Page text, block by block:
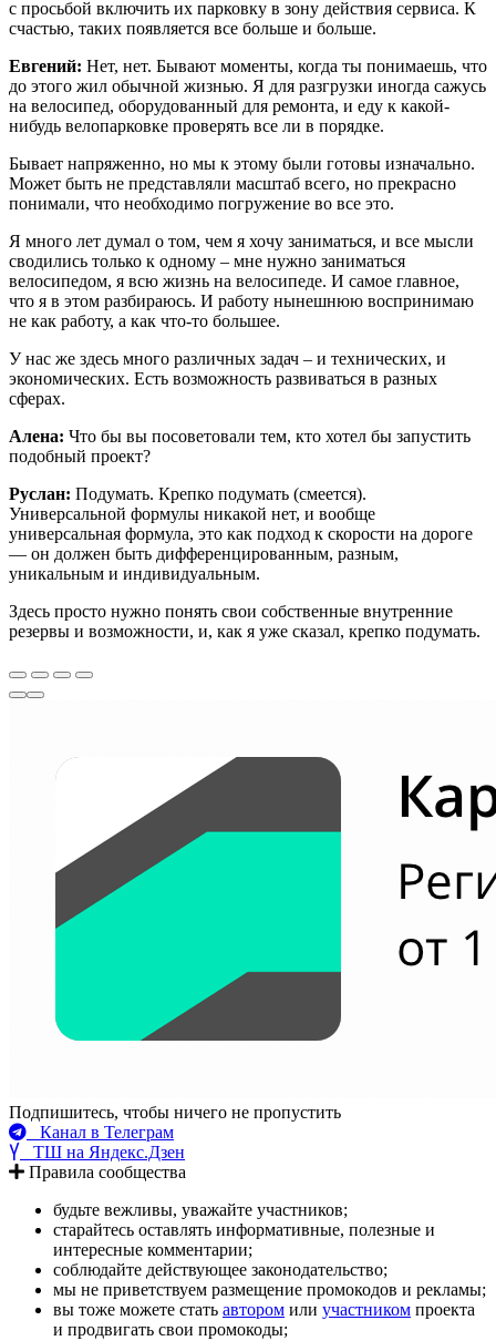
с просьбой включить их парковку в зону действия сервиса. К
счастью, таких появляется все больше и больше.
Евгений: Нет, нет. Бывают моменты, когда ты понимаешь, что
до этого жил обычной жизнью. Я для разгрузки иногда сажусь
на велосипед, оборудованный для ремонта, и еду к какой-
нибудь велопарковке проверять все ли в порядке.
Бывает напряженно, но мы к этому были готовы изначально.
Может быть не представляли масштаб всего, но прекрасно
понимали, что необходимо погружение во все это.
Я много лет думал о том, чем я хочу заниматься, и все мысли
сводились только к одному – мне нужно заниматься
велосипедом, я всю жизнь на велосипеде. И самое главное,
что я в этом разбираюсь. И работу нынешнюю воспринимаю
не как работу, а как что-то большее.
У нас же здесь много различных задач – и технических, и
экономических. Есть возможность развиваться в разных
сферах.
Алена: Что бы вы посоветовали тем, кто хотел бы запустить
подобный проект?
Руслан: Подумать. Крепко подумать (смеется).
Универсальной формулы никакой нет, и вообще
универсальная формула, это как подход к скорости на дороге
— он должен быть дифференцированным, разным,
уникальным и индивидуальным.
Здесь просто нужно понять свои собственные внутренние
резервы и возможности, и, как я уже сказал, крепко подумать.
Подпишитесь, чтобы ничего не пропустить
Канал в Телеграм
ТШ на Яндекс.Дзен
Правила сообщества
будьте вежливы, уважайте участников;
старайтесь оставлять информативные, полезные и
интересные комментарии;
соблюдайте действующее законодательство;
мы не приветствуем размещение промокодов и рекламы;
вы тоже можете стать автором или участником проекта
и продвигать свои промокоды;